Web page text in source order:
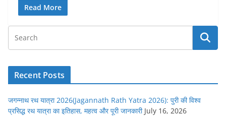
Read More
Recent Posts
जगन्नाथ रथ यात्रा 2026(Jagannath Rath Yatra 2026): पुरी की विश्व
प्रसिद्ध रथ यात्रा का इतिहास, महत्व और पूरी जानकारी July 16, 2026